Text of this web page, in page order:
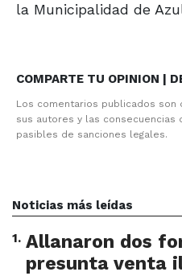
la Municipalidad de
COMPARTE TU OPINION |
Los comentarios publicados son
sus autores y las
pasibles de sanciones legales.
Noticias más leídas
1. Allanaron dos
presunta venta